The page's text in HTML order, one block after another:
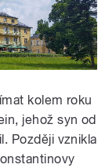
kolem roku
jehož syn od
Později vznikla